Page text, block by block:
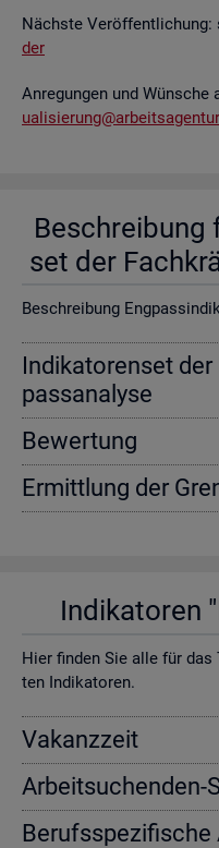
Nächs­te Ver­öf­fent­li­chung:
der
An­re­gun­gen und Wün­sche
set der
Be­schrei­bung
In­di­ka­to­ren­set
pass­ana­ly­se
Be­wer­tung
Er­mitt­lung der
In­di­ka­to­ren
Hier fin­den Sie alle für
ten In­di­ka­to­ren.
Va­kanz­zeit
Ar­beit­su­chen­den-